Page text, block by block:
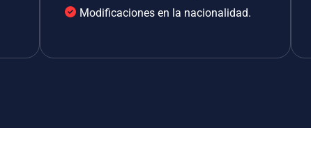
Modificaciones en la nacionalidad.